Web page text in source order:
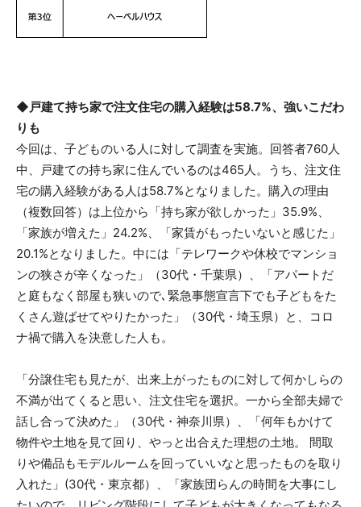
◆戸建て持ち家で注文住宅の購入経験は58.7%、強いこだわ
りも
今回は、子どものいる人に対して調査を実施。回答者760人
中、戸建ての持ち家に住んでいるのは465人。うち、注文住
宅の購入経験がある人は58.7%となりました。購入の理由
（複数回答）は上位から「持ち家が欲しかった」35.9%、
「家族が増えた」24.2%、「家賃がもったいないと感じた」
20.1%となりました。中には「テレワークや休校でマンショ
ンの狭さが辛くなった」（30代・千葉県）、「アパートだ
と庭もなく部屋も狭いので､緊急事態宣言下でも子どもをた
くさん遊ばせてやりたかった」（30代・埼玉県）と、コロ
ナ禍で購入を決意した人も。
「分譲住宅も見たが、出来上がったものに対して何かしらの
不満が出てくると思い、注文住宅を選択。一から全部夫婦で
話し合って決めた」（30代・神奈川県）、「何年もかけて
物件や土地を見て回り、やっと出合えた理想の土地。 間取
りや備品もモデルルームを回っていいなと思ったものを取り
入れた」(30代・東京都）、「家族団らんの時間を大事にし